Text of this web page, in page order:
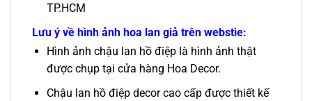
TP.HCM
Lưu ý về hình ảnh hoa lan giả trên webstie:
Hình ảnh chậu lan hồ điệp là hình ảnh thật
được chụp tại cửa hàng Hoa Decor.
Chậu lan hồ điệp decor cao cấp được thiết kế